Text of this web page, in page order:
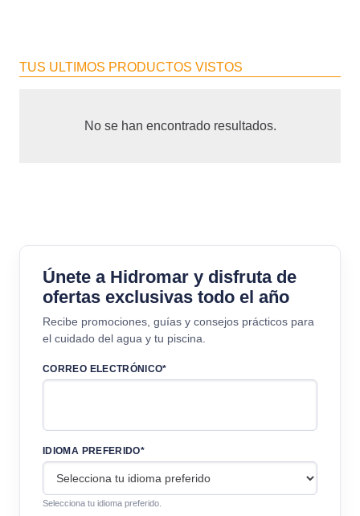
TUS ULTIMOS PRODUCTOS VISTOS
No se han encontrado resultados.
Únete a Hidromar y disfruta de
ofertas exclusivas todo el año
Recibe promociones, guías y consejos prácticos para
el cuidado del agua y tu piscina.
CORREO ELECTRÓNICO*
IDIOMA PREFERIDO*
Selecciona tu idioma preferido.